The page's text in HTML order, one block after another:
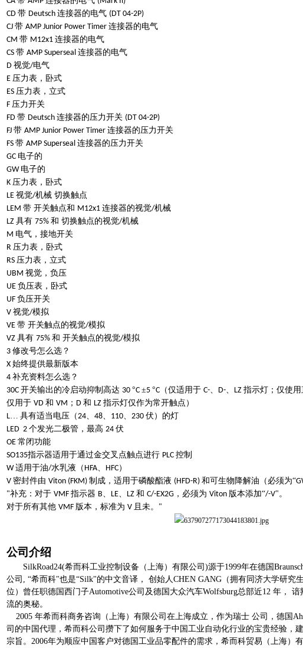
CD 带 Deutsch 连接器的电气 (DT 04-2P)
CJ 带 AMP Junior Power Timer 连接器的电气
CM 带 M12x1 连接器的电气
CS 带 AMP Superseal 连接器的电气
D 视觉/电气
E 压力表，卧式
ES 压力表，立式
F 压力开关
FD 带 Deutsch 连接器的压力开关 (DT 04-2P)
FJ 带 AMP Junior Power Timer 连接器的压力开关
FS 带 AMP Superseal 连接器的压力开关
GC 电子的
GW 电子的
K 压力表，卧式
LE 视觉/机械 切换触点
LEM 带 开关触点和 M12x1 连接器的视觉/机械
LZ 具有 75% 和 切换触点的视觉/机械
M 电气，接地开关
R 压力表，卧式
RS 压力表，立式
UBM 视觉，负压
UE 负压表，卧式
UF 负压开关
V 视觉/模拟
VE 带 开关触点的视觉/模拟
VZ 具有 75% 和 开关触点的视觉/模拟
3 修改号怎么选？
X 始终提供最新版本
4 补充资料怎么选？
30C 开关输出的冷启动抑制高达 30 °C ±5 °C （仅适用于 C-、 D-、 LZ 指示灯；仅使
仅用于 VD 和 VM ； D 和 LZ 指示灯仅作为常开触点）
L… 具有适当电压（24、 48、 110、 230 伏）的灯
LED 2 个发光二极管，最高 24 伏
OE 常闭功能
SO135指示器适用于通过金交叉点触点进行 PLC 控制
W 适用于油/水乳液（ HFA、 HFC）
V 密封件由 Viton (FKM) 制成，适用于磷酸酯液 (HFD-R) 和可生物降解油（必须为“
"补充：对于 VMF 指示器 B、 LE、 LZ 和 C/-EX2G ，必须为 Viton 版本添加“/-V"。
对于所有其他 VMF 版本，标准为 V 且未。 "
公司介绍
SilkRoad24(希而科工业控制设备（上海）有限公司)源于1999年在德国
公司, “希而科"也是“Silk"的中文音译， 创始人CHEN GANG（拥有同济大学研究
位）曾任职德国西门子Automotive公司及德国大众汽车Wolfsburg总部近12 年，
流的奥秘。
2005 年希而科商务咨询（上海）有限公司在上海成立，作为瑞士 公司，德国
司的中国代理，希而科公司攒下了如何服务于中国工业自动化行业的宝贵经验，
宗旨。2006年为顺应中国客户对德国工业品零配件的需求，希而科贸易（上海）